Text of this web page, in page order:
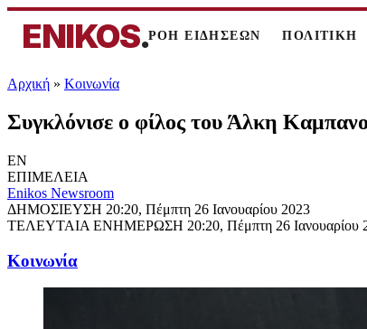
ENIKOS.ΡΟΗ ΕΙΔΗΣΕΩΝ ΠΟΛΙΤΙΚΗ
Αρχική » Κοινωνία
Συγκλόνισε ο φίλος του Άλκη
EN
ΕΠΙΜΕΛΕΙΑ
Enikos Newsroom
ΔΗΜΟΣΙΕΥΣΗ 20:20, Πέμπτη 26 Ιανουαρίου 2023
ΤΕΛΕΥΤΑΙΑ ΕΝΗΜΕΡΩΣΗ 20:20, Πέμπτη 26 Ιανουαρίου
Κοινωνία